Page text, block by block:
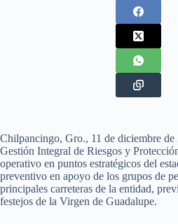
Chilpancingo, Gro., 11 de diciembre de
Gestión Integral de Riesgos y
operativo en puntos estratégicos del
preventivo en apoyo de los grupos de
principales carreteras de la entidad,
festejos de la Virgen de Guadalupe.